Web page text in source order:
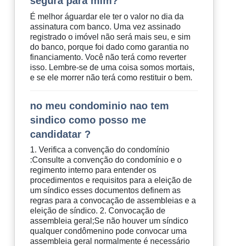
É melhor águardar ele ter o valor no dia da
assinatura com banco. Uma vez assinado
registrado o imóvel não será mais seu, e sim
do banco, porque foi dado como garantia no
financiamento. Você não terá como reverter
isso. Lembre-se de uma coisa somos mortais,
e se ele morrer não terá como restituir o bem.
no meu condominio nao tem
sindico como posso me
candidatar ?
1. Verifica a convenção do condomínio
:Consulte a convenção do condomínio e o
regimento interno para entender os
procedimentos e requisitos para a eleição de
um síndico esses documentos definem as
regras para a convocação de assembleias e a
eleição de síndico. 2. Convocação de
assembleia geral;Se não houver um síndico
qualquer condômenino pode convocar uma
assembleia geral normalmente é necessário